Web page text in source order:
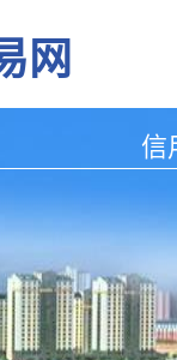
网
信